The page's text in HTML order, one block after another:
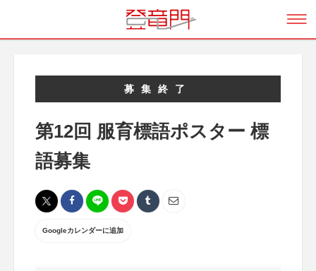
募集終了
第12回 服育標語ポスター 標
語募集
Googleカレンダーに追加